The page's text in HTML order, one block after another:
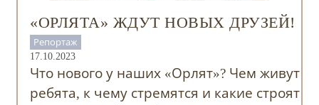
«ОРЛЯТА» ЖДУТ НОВЫХ ДРУЗЕЙ!
Репортаж
17.10.2023
Что нового у наших «Орлят»? Чем живут
ребята, к чему стремятся и какие строят